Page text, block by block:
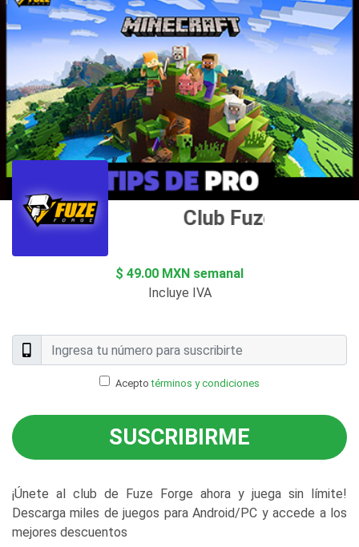
Club Fuze Forge
$ 49.00 MXN semanal
Incluye IVA
Aceptotérminos y condiciones
SUSCRIBIRME
¡Únete al club de Fuze Forge ahora y juega sin límite!
Descarga miles de juegos para Android/PC y accede a los
mejores descuentos